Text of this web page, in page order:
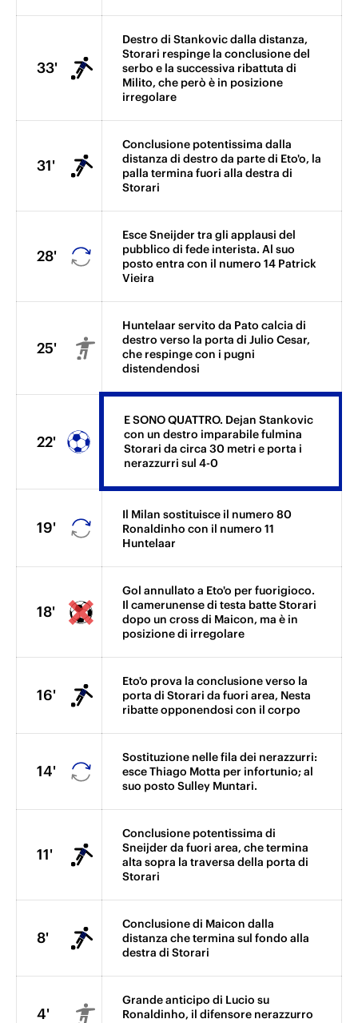
33'
Destro di Stankovic dalla distanza,
Storari respinge la conclusione del
serbo e la successiva ribattuta di
Milito, che però è in posizione
irregolare
31'
Conclusione potentissima dalla
distanza di destro da parte di Eto'o, la
palla termina fuori alla destra di
Storari
28'
Esce Sneijder tra gli applausi del
pubblico di fede interista. Al suo
posto entra con il numero 14 Patrick
Vieira
25'
Huntelaar servito da Pato calcia di
destro verso la porta di Julio Cesar,
che respinge con i pugni
distendendosi
22'
E SONO QUATTRO. Dejan Stankovic
con un destro imparabile fulmina
Storari da circa 30 metri e porta i
nerazzurri sul 4-0
19'
Il Milan sostituisce il numero 80
Ronaldinho con il numero 11
Huntelaar
18'
Gol annullato a Eto'o per fuorigioco.
Il camerunense di testa batte Storari
dopo un cross di Maicon, ma è in
posizione di irregolare
16'
Eto'o prova la conclusione verso la
porta di Storari da fuori area, Nesta
ribatte opponendosi con il corpo
14'
Sostituzione nelle fila dei nerazzurri:
esce Thiago Motta per infortunio; al
suo posto Sulley Muntari.
11'
Conclusione potentissima di
Sneijder da fuori area, che termina
alta sopra la traversa della porta di
Storari
8'
Conclusione di Maicon dalla
distanza che termina sul fondo alla
destra di Storari
4'
Grande anticipo di Lucio su
Ronaldinho, il difensore nerazzurro